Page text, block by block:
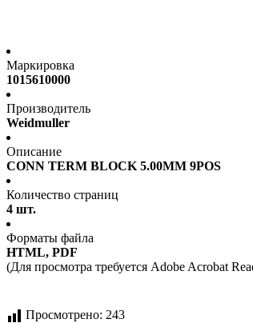
Маркировка
1015610000
Производитель
Weidmuller
Описание
CONN TERM BLOCK 5.00MM 9POS
Количество страниц
4 шт.
Форматы файла
HTML, PDF
(Для просмотра требуется Adobe Acrobat
Просмотрено: 243